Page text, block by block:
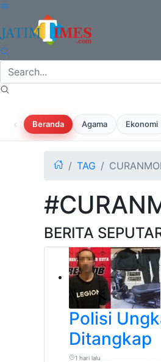
‹ Beranda Agama Ekonomi
TAG
BERITA
Polisi
Ditangkap
1 hari lalu